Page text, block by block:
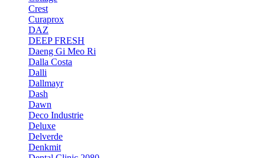
Crest
Curaprox
DAZ
DEEP FRESH
Daeng Gi Meo Ri
Dalla Costa
Dalli
Dallmayr
Dash
Dawn
Deco Industrie
Deluxe
Delverde
Denkmit